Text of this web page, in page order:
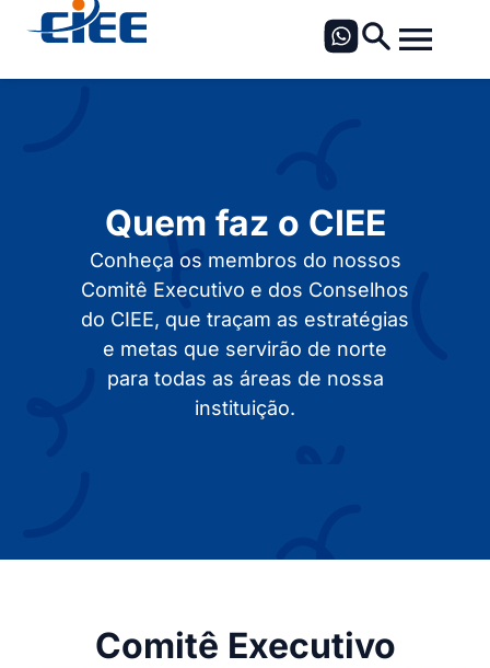
Quem faz o CIEE
Conheça os membros do nossos
Comitê Executivo e dos Conselhos
do CIEE, que traçam as estratégias
e metas que servirão de norte
para todas as áreas de nossa
instituição.
Comitê Executivo